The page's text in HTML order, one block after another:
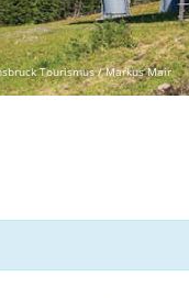
Tourismus / Markus Mair